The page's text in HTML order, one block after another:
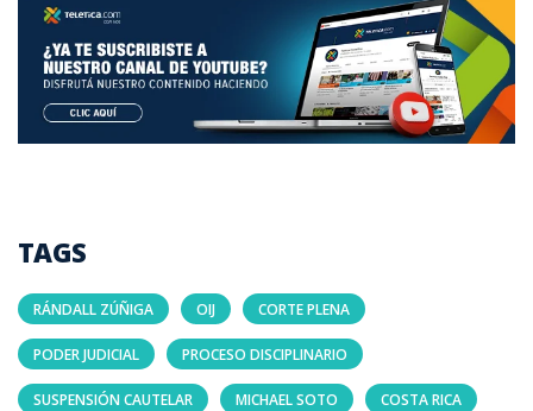
TAGS
RÁNDALL ZÚÑIGA OIJ CORTE PLENA
PODER JUDICIAL PROCESO DISCIPLINARIO
SUSPENSIÓN CAUTELAR MICHAEL SOTO COSTA RICA